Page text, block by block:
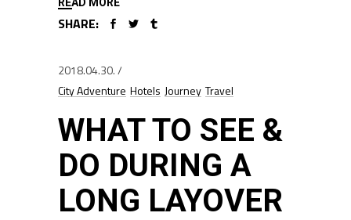
SHARE:
2018.04.30.
City Adventure Hotels Journey Travel
WHAT TO SEE &
DO DURING A
LONG LAYOVER